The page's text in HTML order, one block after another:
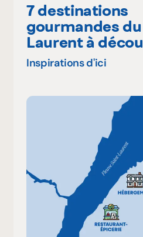
7 destinations
gourmandes
Laurent à
Inspirations d'ici